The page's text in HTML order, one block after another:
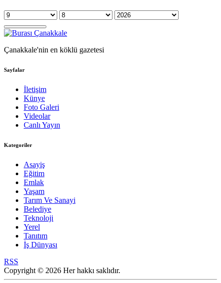
Çanakkale'nin en köklü gazetesi
Sayfalar
İletişim
Künye
Foto Galeri
Videolar
Canlı Yayın
Kategoriler
Asayiş
Eğitim
Emlak
Yaşam
Tarım Ve Sanayi
Belediye
Teknoloji
Yerel
Tanıtım
İş Dünyası
RSS
Copyright © 2026 Her hakkı saklıdır.